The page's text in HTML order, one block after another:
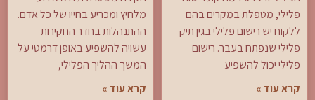
פלילי, מטפלת במקרים בהם
ללקוח יש רישום פלילי בגין תיק
פלילי שנפתח בעבר. רישום
פלילי יכול להשפיע
קרא עוד »
מלחיץ ומכריע בחייו של כל אדם.
ההתנהלות בחדר החקירות
עשויה להשפיע באופן דרמטי על
המשך ההליך הפלילי,
קרא עוד »